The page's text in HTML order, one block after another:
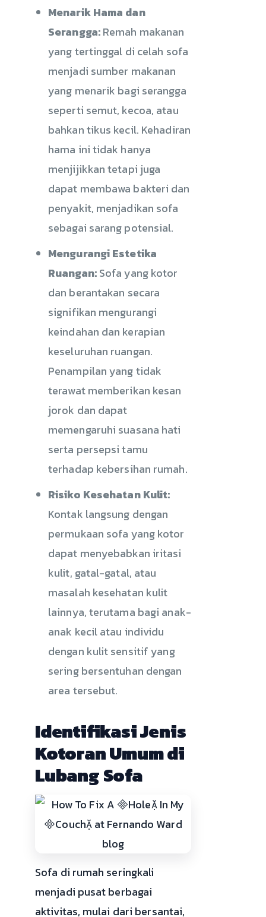
Menarik Hama dan
Serangga:Remah makanan
yang tertinggal di celah sofa
menjadi sumber makanan
yang menarik bagi serangga
seperti semut, kecoa, atau
bahkan tikus kecil. Kehadiran
hama ini tidak hanya
menjijikkan tetapi juga
dapat membawa bakteri dan
penyakit, menjadikan sofa
sebagai sarang potensial.
Mengurangi Estetika
Ruangan:Sofa yang kotor
dan berantakan secara
signifikan mengurangi
keindahan dan kerapian
keseluruhan ruangan.
Penampilan yang tidak
terawat memberikan kesan
jorok dan dapat
memengaruhi suasana hati
serta persepsi tamu
terhadap kebersihan rumah.
Risiko Kesehatan Kulit:
Kontak langsung dengan
permukaan sofa yang kotor
dapat menyebabkan iritasi
kulit, gatal-gatal, atau
masalah kesehatan kulit
lainnya, terutama bagi anak-
anak kecil atau individu
dengan kulit sensitif yang
sering bersentuhan dengan
area tersebut.
Identifikasi Jenis
Kotoran Umum di
Lubang Sofa
Sofa di rumah seringkali
menjadi pusat berbagai
aktivitas, mulai dari bersantai,